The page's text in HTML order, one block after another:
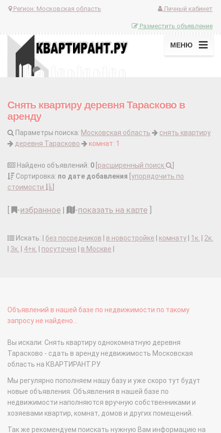
Регион: Московская область Личный кабинет
Разместить объявление
МЕНЮ
Снять квартиру деревня Тарасково в
аренду
Параметры поиска: Московская область
снять квартиру
деревня Тарасково
комнат: 1
Найдено объявлений: 0 расширенный поиск
Сортировка: по дате добавления упорядочить по
стоимости
-избранное | -показать на карте
Искать: | без посредников в новостройке комнату 1к.
2к.
3к. 4+к. посуточно в Москве
Объявлений в нашей базе по недвижимости по такому
запросу не найдено...
Вы искали: Снять квартиру однокомнатную деревня
Тарасково - сдать в аренду недвижимость Московская
область на КВАРТИРАНТ.РУ
Мы регулярно пополняем нашу базу и уже скоро тут будут
новые объявления. Объявления в нашей базе по
недвижимости наполняются вручную собственниками и
хозяевами квартир, комнат, домов и других помещений.
Так же рекомендуем поискать нужную Вам информацию на